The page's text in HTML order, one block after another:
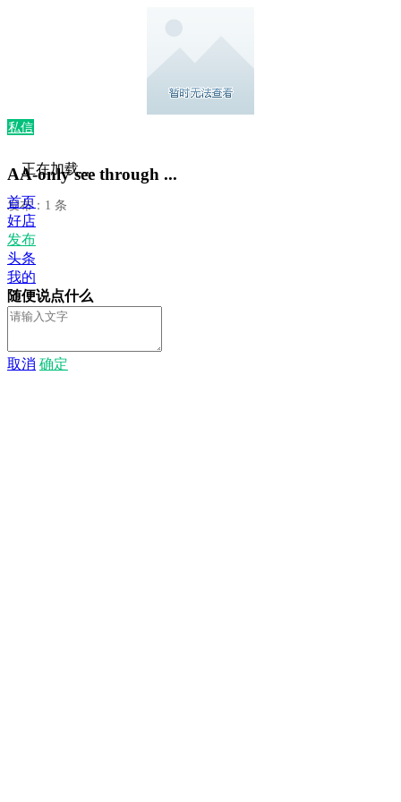
私信
AA-only see through ...
发布：1 条
正在加载...
首页
好店
发布
头条
我的
随便说点什么
取消 确定